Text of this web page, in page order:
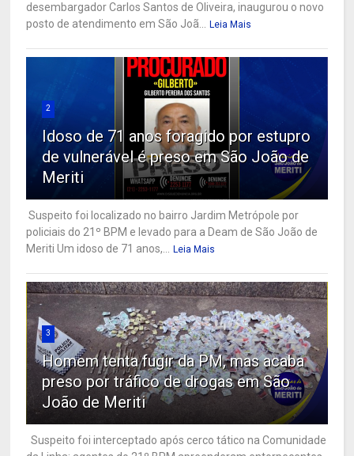
desembargador Carlos Santos de Oliveira, inaugurou o novo
posto de atendimento em São Joã... Leia Mais
2
Idoso de 71 anos foragido por estupro
de vulnerável é preso em São João de
Meriti
Suspeito foi localizado no bairro Jardim Metrópole por
policiais do 21º BPM e levado para a Deam de São João de
Meriti Um idoso de 71 anos,... Leia Mais
3
Homem tenta fugir da PM, mas acaba
preso por tráfico de drogas em São
João de Meriti
Suspeito foi interceptado após cerco tático na Comunidade